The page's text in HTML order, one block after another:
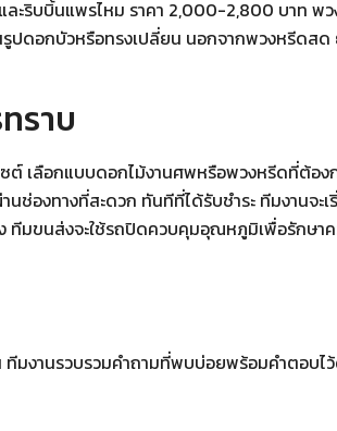
ละริบบิ้นแพรไหม ราคา 2,000-2,800 บาท
ดอกบัวหรือทรงเปลี่ยน นอกจากพวงหรีดส
ราบ
ต์ เลือกแบบดอกไม้งานศพหรือพวงหรีดที่ต้อง
ช่องทางที่สะดวก ทันทีที่ได้รับชำระ ทีมงานจ
ทีมขนส่งจะใช้รถปิดควบคุมอุณหภูมิเพื่อรักษา
งานรวบรวมคำถามที่พบบ่อยพร้อมคำตอบไ